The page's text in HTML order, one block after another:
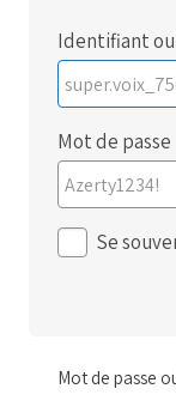
Identifiant
Mot de passe
Se
Mot de passe